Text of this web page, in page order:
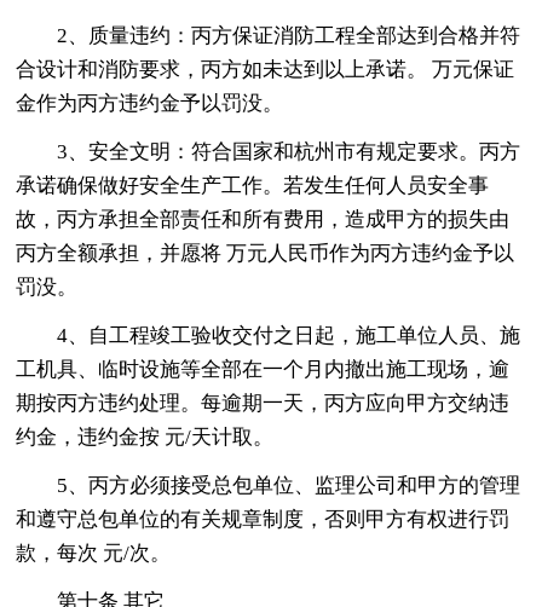
2、质量违约：丙方保证消防工程全部达到合格并符
合设计和消防要求，丙方如未达到以上承诺。 万元保证
金作为丙方违约金予以罚没。
3、安全文明：符合国家和杭州市有规定要求。丙方
承诺确保做好安全生产工作。若发生任何人员安全事
故，丙方承担全部责任和所有费用，造成甲方的损失由
丙方全额承担，并愿将 万元人民币作为丙方违约金予以
罚没。
4、自工程竣工验收交付之日起，施工单位人员、施
工机具、临时设施等全部在一个月内撤出施工现场，逾
期按丙方违约处理。每逾期一天，丙方应向甲方交纳违
约金，违约金按 元/天计取。
5、丙方必须接受总包单位、监理公司和甲方的管理
和遵守总包单位的有关规章制度，否则甲方有权进行罚
款，每次 元/次。
第十条 其它